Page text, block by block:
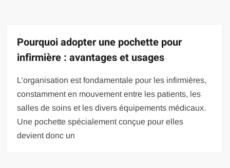
Pourquoi adopter une pochette pour
infirmière : avantages et usages
L’organisation est fondamentale pour les infirmières,
constamment en mouvement entre les patients, les
salles de soins et les divers équipements médicaux.
Une pochette spécialement conçue pour elles
devient donc un